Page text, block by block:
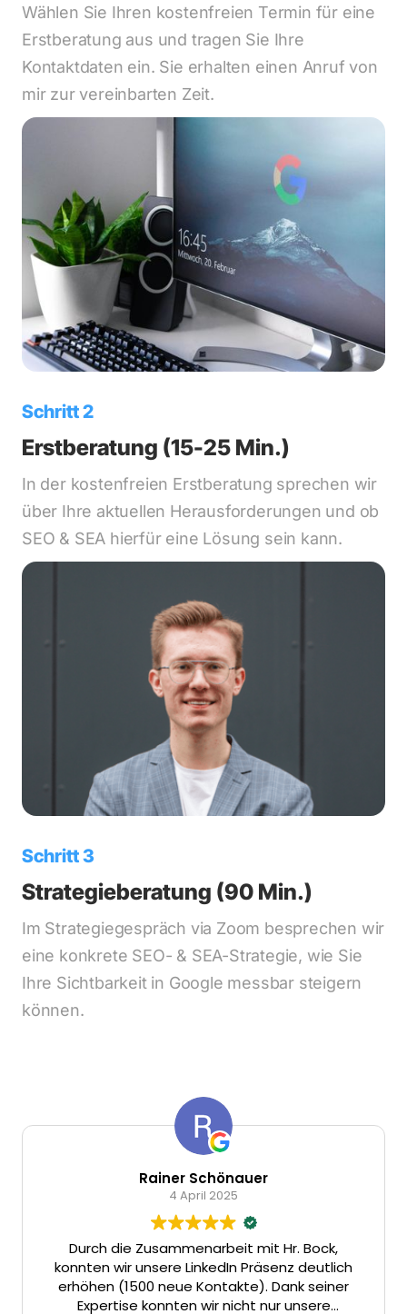
Wählen Sie Ihren kostenfreien Termin für eine
Erstberatung aus und tragen Sie Ihre
Kontaktdaten ein. Sie erhalten einen Anruf von
mir zur vereinbarten Zeit.
Schritt 2
Erstberatung (15-25 Min.)
In der kostenfreien Erstberatung sprechen wir
über Ihre aktuellen Herausforderungen und ob
SEO & SEA hierfür eine Lösung sein kann.
Schritt 3
Strategieberatung (90 Min.)
Im Strategiegespräch via Zoom besprechen wir
eine konkrete SEO- & SEA-Strategie, wie Sie
Ihre Sichtbarkeit in Google messbar steigern
können.
Peter Melz
9 April 2025
guter Sachverstand, gute Betreuung und
Service. Hat unsere Erwartung voll Erfüllt